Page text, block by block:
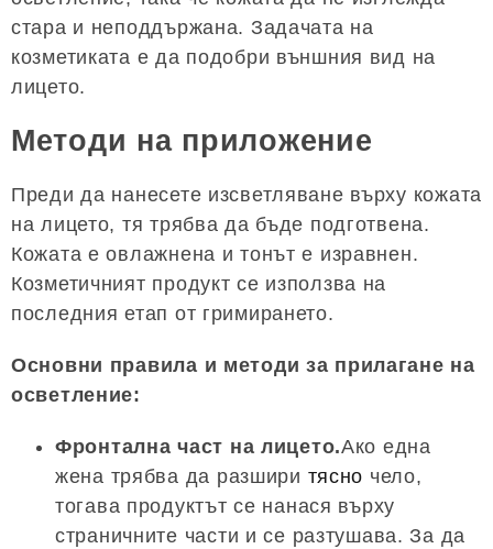
стара и неподдържана. Задачата на
козметиката е да подобри външния вид на
лицето.
Методи на приложение
Преди да нанесете изсветляване върху кожата
на лицето, тя трябва да бъде подготвена.
Кожата е овлажнена и тонът е изравнен.
Козметичният продукт се използва на
последния етап от гримирането.
Основни правила и методи за прилагане на
осветление:
Фронтална част на лицето.Ако една
жена трябва да разшири тясно чело,
тогава продуктът се нанася върху
страничните части и се разтушава. За да